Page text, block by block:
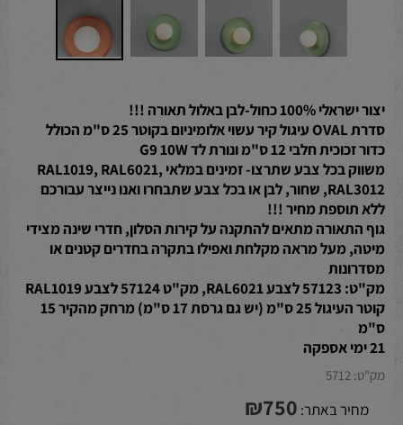
יצור ישראלי 100% כחול-לבן באלול תאורה !!!
סדרת OVAL עיגול קיר עשוי אלומיניום בקוטר 25 ס"מ הכולל
כדור זכוכית חלבי 12 ס"מ ונורת לד G9 10W
משווק בכל צבע שתרצו- זמינים במלאי RAL1019, RAL6021,
RAL3012, שחור, לבן או בכל צבע שתבחרו ואנו נייצר עבורכם
ללא תוספת מחיר !!!
גוף התאורה מתאים להתקנה על קירות הסלון, חדרי שינה מצידי
מיטה, מעל מראה מקלחת ואפילו בתקרה בחדרים קטנים או
מסדרונות
מק"ט: 57123 לצבע RAL6021, מק"ט 57124 לצבע RAL1019
קוטר העיגול 25 ס"מ (יש גם גרסת 17 ס"מ) מרחק מהקיר 15
ס"מ
21 ימי אספקה
מק"ט: 5712
מחיר באתר: ₪750